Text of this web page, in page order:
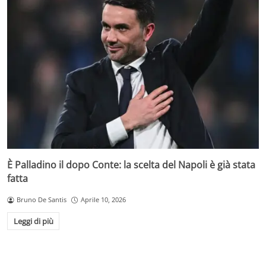
È Palladino il dopo Conte: la scelta del Napoli è già stata
fatta
Bruno De Santis Aprile 10, 2026
Leggi di più